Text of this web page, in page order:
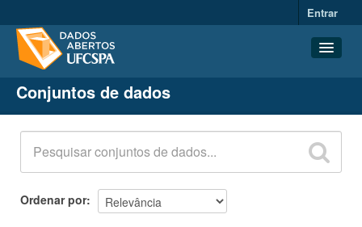
Entrar
Conjuntos de dados
Organizações
Grupos
Sobre
Conjuntos de dados
Ordenar por